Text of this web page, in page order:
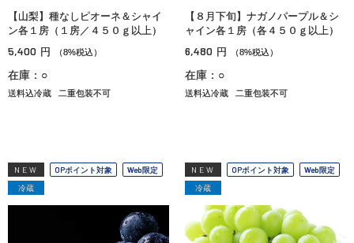
【山梨】種なしピオーネ＆シャイ
ン各１房（１房／４５０ｇ以上）
5,400 円 （8%税込）
在庫：○
送料込冷蔵 二重包装不可
【８月下旬】ナガノパープル＆シ
ャイン各１房（各４５０ｇ以上）
6,480 円 （8%税込）
在庫：○
送料込冷蔵 二重包装不可
NEW OPポイント対象
Web限定
冷蔵
NEW OPポイント対象
Web限定
冷蔵